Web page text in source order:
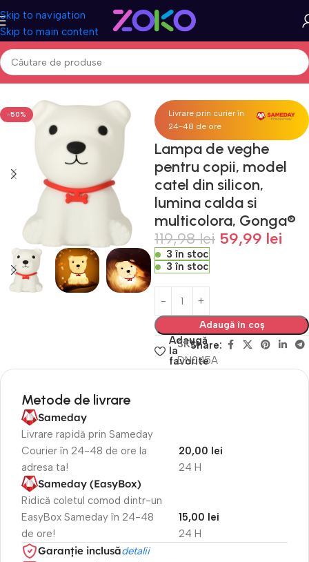
Skip to navigation
Skip to main content
Prima pagină Acasa Jucarii Camera copilului Lampi de veghe
-50%
Livrare prin curier în
24-48 de ore
Lampa de veghe
pentru copii, model
catel din silicon,
lumina calda si
multicolora, Gonga®
119,98lei 59,99 lei
3 în stoc
3 în stoc
Adaugă în coș
Adaugă
la
favorite
SKU
DN045A
Share:
Metode de livrare
Sameday
Livrare rapidă prin Sameday
Courier în 24-48 de ore la
adresa ta!
24 H
20,00 lei
Sameday (EasyBox)
Ridică coletul comod dintr-un
EasyBox Sameday în 24-48
de ore!
24 H
15,00 lei
Garanție inclusădetalii